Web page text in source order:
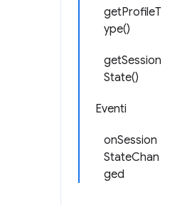
getProfileT
ype()
getSession
State()
Eventi
onSession
StateChan
ged